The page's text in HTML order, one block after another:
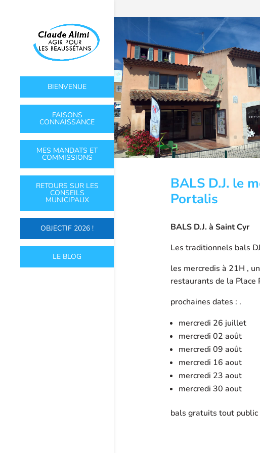
BIENVENUE
FAISONS
CONNAISSANCE
MES MANDATS ET
COMMISSIONS
RETOURS SUR LES
CONSEILS
MUNICIPAUX
OBJECTIF 2026 !
LE BLOG
BALS D.J. le
Portalis
BALS D.J. à Saint Cyr
Les traditionnels bals
les mercredis à 21H ,
restaurants de la Place
prochaines dates : .
mercredi 26 juillet
mercredi 02 août
mercredi 09 août
mercredi 16 aout
mercredi 23 aout
mercredi 30 aout
bals gratuits tout public